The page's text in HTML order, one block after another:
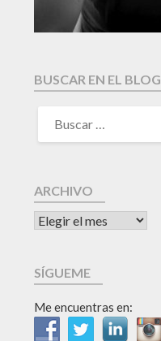
BUSCAR EN EL BLOG
ARCHIVO
SÍGUEME
Me encuentras en: